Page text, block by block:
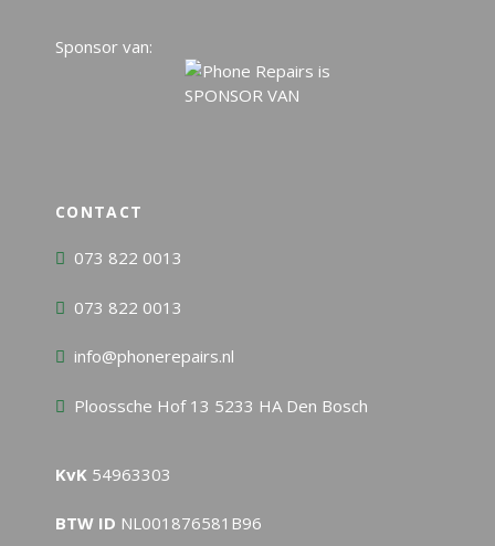
Sponsor van:
CONTACT
073 822 0013
073 822 0013
info@phonerepairs.nl
Ploossche Hof 13 5233 HA Den Bosch
KvK 54963303
BTW ID NL001876581B96